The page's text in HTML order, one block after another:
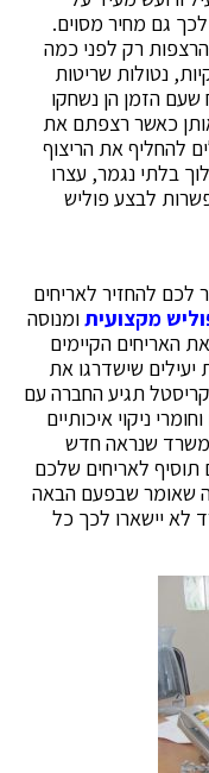
גם מחיר מסוים.
הרצפות רק לפני כמה
נטולות שריטות
הזמן הן נשחקו
כאשר רצפתם את
להחליף את הריצוף
בלתי נגמר, עצרו
לבצע פוליש
לכם להחזיר לאריחים
מקצועיתומנוסה
האריחים הקיימים
שישדרגו את
תגיע החברה עם
ניקוי איכותיים
שנראה חדש
תוסיף לאריחים שלכם
שאומר שבפעם הבאה
לא יישארו לכך כל